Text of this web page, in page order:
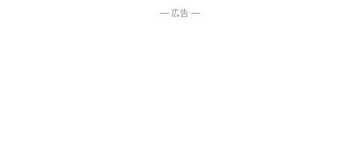
― 広告 ―